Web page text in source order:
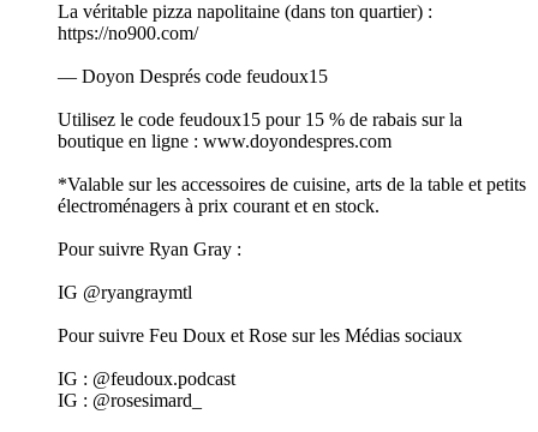
La véritable pizza napolitaine (dans ton quartier) :
https://no900.com/
— Doyon Després code feudoux15
Utilisez le code feudoux15 pour 15 % de rabais sur la
boutique en ligne : www.doyondespres.com
*Valable sur les accessoires de cuisine, arts de la table et petits
électroménagers à prix courant et en stock.
Pour suivre Ryan Gray :
IG @ryangraymtl
Pour suivre Feu Doux et Rose sur les Médias sociaux
IG : @feudoux.podcast
IG : @rosesimard_